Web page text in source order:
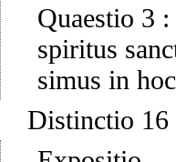
Quaestio 3 :
spiritus
simus in
Distinctio 16